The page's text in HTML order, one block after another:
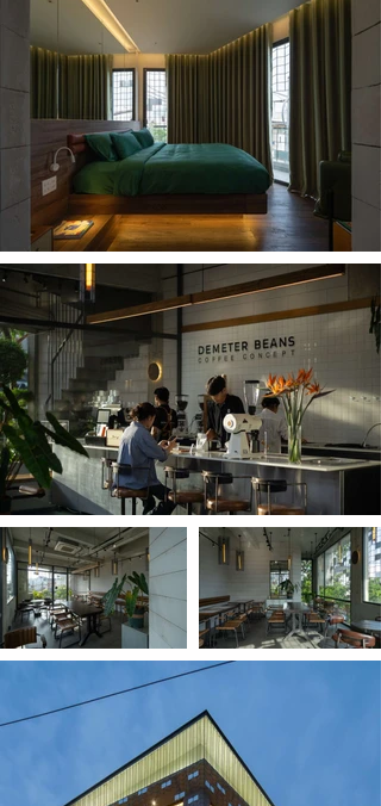
liệu nguyên bản câú thành nên khối kiến trúc ,
chúng tôi mong muốn công trình được hòa hợp
với nhịp sống sinh hoạt của người dân xung quanh
, nhìn từ các trục đường khác nhau dẫn về công
trình thêm nổi bật .DEMETER BEANS  làm điểm
nhấn nhưng không quá phô trương mà góp phần
sinh động  thêm cho người dân địa phương và du
khách của đô thị biển.